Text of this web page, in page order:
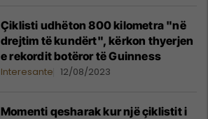
Çiklisti udhëton 800 kilometra "në
drejtim të kundërt", kërkon thyerjen
e rekordit botëror të Guinness
Interesante 12/08/2023
Momenti qesharak kur një çiklistit i